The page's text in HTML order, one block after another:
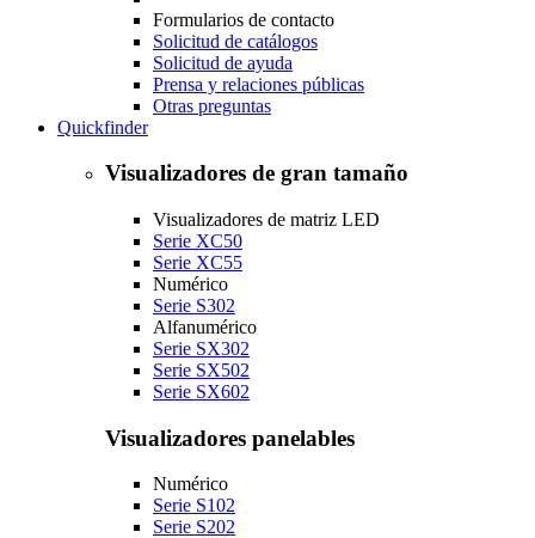
Formularios de contacto
Solicitud de catálogos
Solicitud de ayuda
Prensa y relaciones públicas
Otras preguntas
Quickfinder
Visualizadores de gran tamaño
Visualizadores de matriz LED
Serie XC50
Serie XC55
Numérico
Serie S302
Alfanumérico
Serie SX302
Serie SX502
Serie SX602
Visualizadores panelables
Numérico
Serie S102
Serie S202